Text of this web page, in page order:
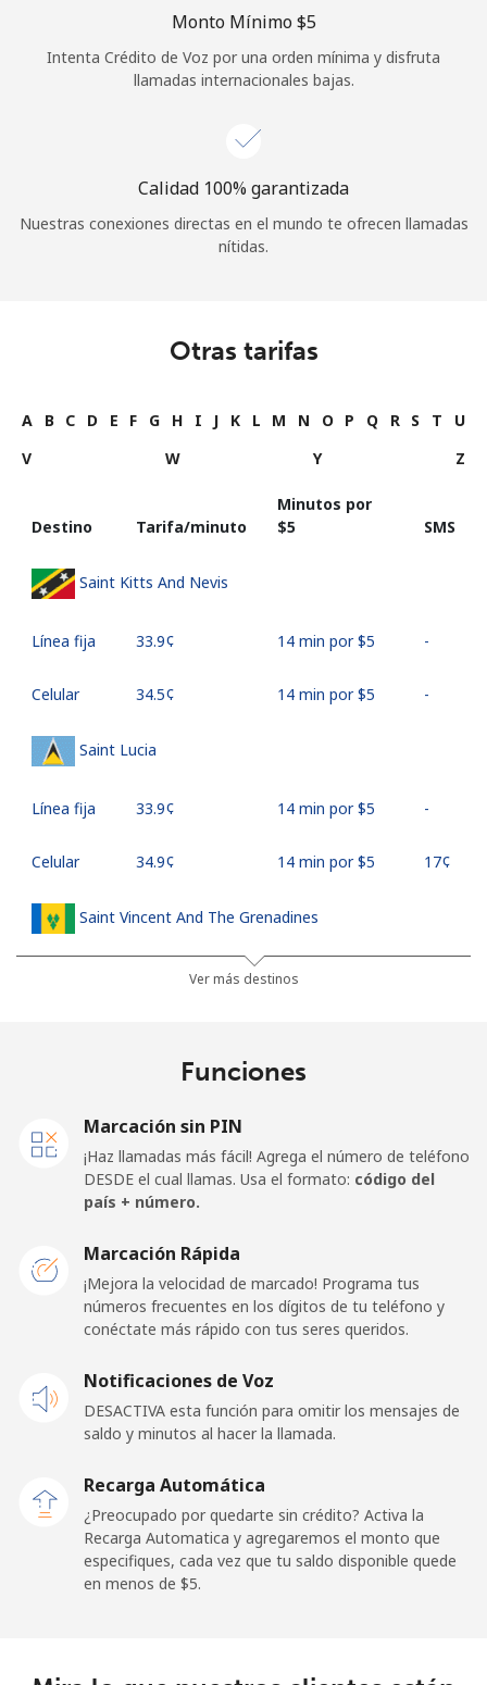
Monto Mínimo ⁦$5⁩
Intenta Crédito de Voz por una orden mínima y disfruta
llamadas internacionales bajas.
Calidad 100% garantizada
Nuestras conexiones directas en el mundo te ofrecen llamadas
nítidas.
Otras tarifas
A B C D E F G H I J K L M N O P Q R S T
U
V
W Y Z
Destino Tarifa/minuto
Minutos por
⁦$5⁩
SMS
Saint Kitts And Nevis
Línea fija ⁦33.9¢⁩ 14 min por ⁦$5⁩ -
Celular ⁦34.5¢⁩ 14 min por ⁦$5⁩ -
Saint Lucia
Línea fija ⁦33.9¢⁩ 14 min por ⁦$5⁩ -
Celular ⁦34.9¢⁩ 14 min por ⁦$5⁩ ⁦17¢⁩
Saint Vincent And The Grenadines
16 min por ⁦$5⁩
Línea fija
⁦133.9¢⁩
San Marino
Línea fija ⁦24.5¢⁩ 20 min por ⁦$5⁩ -
Sao Tome And Principe
country
⁦214.9¢⁩
Saudi Arabia
Ver más destinos
Funciones
Marcación sin PIN
¡Haz llamadas más fácil! Agrega el número de teléfono
DESDE el cual llamas. Usa el formato: código del
país + número.
Marcación Rápida
¡Mejora la velocidad de marcado! Programa tus
números frecuentes en los dígitos de tu teléfono y
conéctate más rápido con tus seres queridos.
Notificaciones de Voz
DESACTIVA esta función para omitir los mensajes de
saldo y minutos al hacer la llamada.
Recarga Automática
¿Preocupado por quedarte sin crédito? Activa la
Recarga Automatica y agregaremos el monto que
especifiques, cada vez que tu saldo disponible quede
en menos de ⁦$5⁩.